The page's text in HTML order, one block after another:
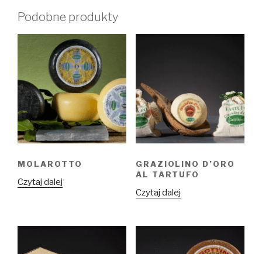
Podobne produkty
MOLAROTTO
Czytaj dalej
GRAZIOLINO D’ORO
AL TARTUFO
Czytaj dalej